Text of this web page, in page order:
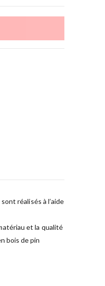
réalisés à l’aide
et la qualité
bois de pin